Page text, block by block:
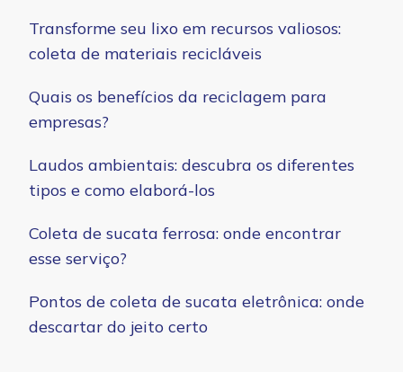
Transforme seu lixo em recursos valiosos:
coleta de materiais recicláveis
Quais os benefícios da reciclagem para
empresas?
Laudos ambientais: descubra os diferentes
tipos e como elaborá-los
Coleta de sucata ferrosa: onde encontrar
esse serviço?
Pontos de coleta de sucata eletrônica: onde
descartar do jeito certo